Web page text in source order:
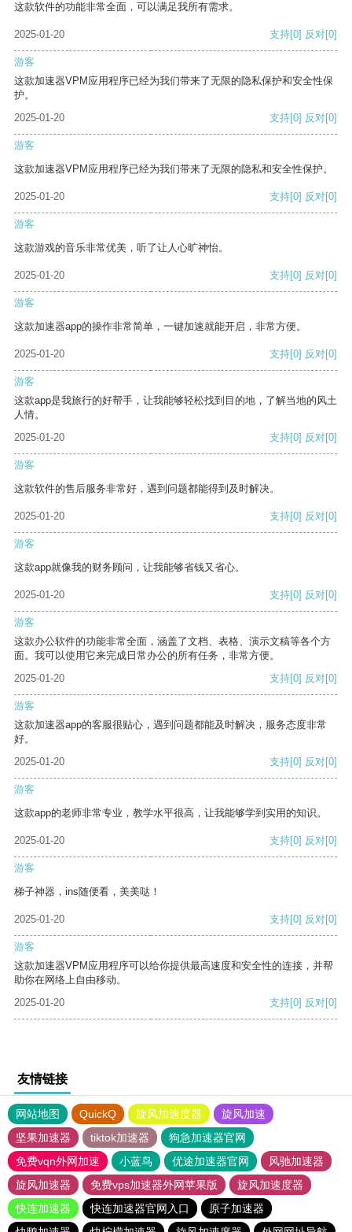
这款软件的功能非常全面，可以满足我所有需求。
2025-01-20 支持[0] 反对[0]
游客
这款加速器VPM应用程序已经为我们带来了无限的隐私保护和安全性保
护。
2025-01-20
支持[0] 反对[0]
游客
这款加速器VPM应用程序已经为我们带来了无限的隐私和安全性保护。
2025-01-20 支持[0] 反对[0]
游客
这款游戏的音乐非常优美，听了让人心旷神怡。
2025-01-20 支持[0] 反对[0]
游客
这款加速器app的操作非常简单，一键加速就能开启，非常方便。
2025-01-20 支持[0] 反对[0]
游客
这款app是我旅行的好帮手，让我能够轻松找到目的地，了解当地的风土
人情。
2025-01-20
支持[0] 反对[0]
游客
这款软件的售后服务非常好，遇到问题都能得到及时解决。
2025-01-20 支持[0] 反对[0]
游客
这款app就像我的财务顾问，让我能够省钱又省心。
2025-01-20 支持[0] 反对[0]
游客
这款办公软件的功能非常全面，涵盖了文档、表格、演示文稿等各个方
面。我可以使用它来完成日常办公的所有任务，非常方便。
2025-01-20
支持[0] 反对[0]
游客
这款加速器app的客服很贴心，遇到问题都能及时解决，服务态度非常
好。
2025-01-20
支持[0] 反对[0]
游客
这款app的老师非常专业，教学水平很高，让我能够学到实用的知识。
2025-01-20 支持[0] 反对[0]
游客
梯子神器，ins随便看，美美哒！
2025-01-20 支持[0] 反对[0]
游客
这款加速器VPM应用程序可以给你提供最高速度和安全性的连接，并帮
助你在网络上自由移动。
2025-01-20
支持[0] 反对[0]
友情链接
网站地图 QuickQ 旋风加速度器
旋风加速
坚果加速器
tiktok加速器
狗急加速器官网
免费vqn外网加速
小蓝鸟 优途加速器官网
风驰加速器
旋风加速器
免费vps加速器外网苹果版
旋风加速度器
快连加速器
快连加速器官网入口
原子加速器